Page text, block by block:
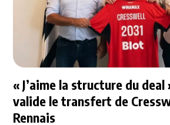
« J’aime la structure du
valide le transfert de
Rennais